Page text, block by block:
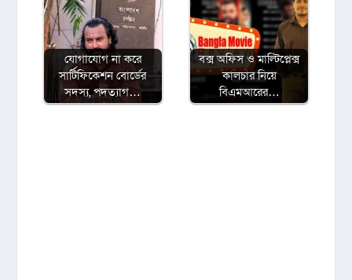
যোগাযোগ না করে
সার্টিফিকেশন বোর্ডের
সদস্য, পদত্যাগ…
বক্স অফিস ও মাল্টিপ্লেক্স
কালচার নিয়ে
বিএমআরের…